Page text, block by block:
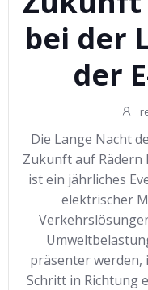
bei der
der
Die Lange Nacht
Zukunft auf Rädern
ist ein jährliches
elektrischer
präsenter werden,
Schritt in Richtung